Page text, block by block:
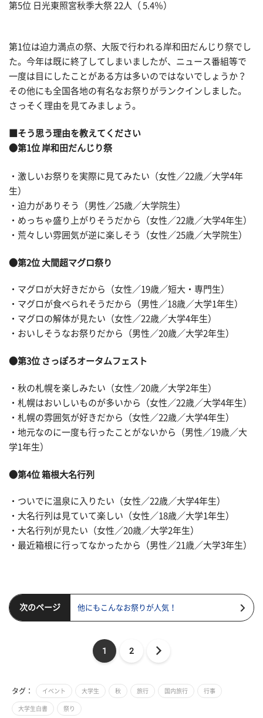
第5位 日光東照宮秋季大祭 22人（ 5.4％）
第1位は迫力満点の祭、大阪で行われる岸和田だんじり祭でし
た。今年は既に終了してしまいましたが、ニュース番組等で
一度は目にしたことがある方は多いのではないでしょうか？
その他にも全国各地の有名なお祭りがランクインしました。
さっそく理由を見てみましょう。
■そう思う理由を教えてください
●第1位 岸和田だんじり祭
・激しいお祭りを実際に見てみたい（女性／22歳／大学4年
生）
・迫力がありそう（男性／25歳／大学院生）
・めっちゃ盛り上がりそうだから（女性／22歳／大学4年生）
・荒々しい雰囲気が逆に楽しそう（女性／25歳／大学院生）
●第2位 大間超マグロ祭り
・マグロが大好きだから（女性／19歳／短大・専門生）
・マグロが食べられそうだから（男性／18歳／大学1年生）
・マグロの解体が見たい（女性／22歳／大学4年生）
・おいしそうなお祭りだから（男性／20歳／大学2年生）
●第3位 さっぽろオータムフェスト
・秋の札幌を楽しみたい（女性／20歳／大学2年生）
・札幌はおいしいものが多いから（女性／22歳／大学4年生）
・札幌の雰囲気が好きだから（女性／22歳／大学4年生）
・地元なのに一度も行ったことがないから（男性／19歳／大
学1年生）
●第4位 箱根大名行列
・ついでに温泉に入りたい（女性／22歳／大学4年生）
・大名行列は見ていて楽しい（女性／18歳／大学1年生）
・大名行列が見たい（女性／20歳／大学2年生）
・最近箱根に行ってなかったから（男性／21歳／大学3年生）
次のページ 他にもこんなお祭りが人気！
1 2
タグ： イベント 大学生 秋 旅行 国内旅行 行事
大学生白書 祭り